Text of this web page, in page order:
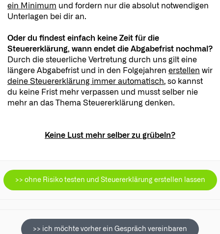
ein Minimum und fordern nur die absolut notwendigen
Unterlagen bei dir an.
Oder du findest einfach keine Zeit für die
Steuererklärung, wann endet die Abgabefrist nochmal?
Durch die steuerliche Vertretung durch uns gilt eine
längere Abgabefrist und in den Folgejahren erstellen wir
deine Steuererklärung immer automatisch, so kannst
du keine Frist mehr verpassen und musst selber nie
mehr an das Thema Steuererklärung denken.
Keine Lust mehr selber zu grübeln?
>> ohne Risiko testen und Steuererklärung erstellen lassen
>> ich möchte vorher ein Gespräch vereinbaren